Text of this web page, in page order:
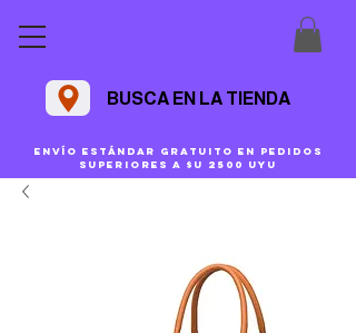
Envío estándar gratuito en pedidos
superiores a $U 2500 uyu
BUSCA EN LA TIENDA